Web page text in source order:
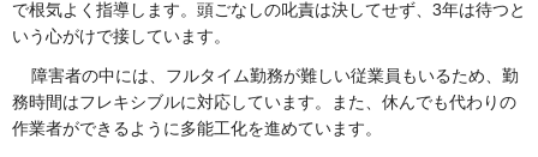
で根気よく指導します。頭ごなしの叱責は決してせず、3年は待つと
いう心がけで接しています。
障害者の中には、フルタイム勤務が難しい従業員もいるため、勤
務時間はフレキシブルに対応しています。また、休んでも代わりの
作業者ができるように多能工化を進めています。